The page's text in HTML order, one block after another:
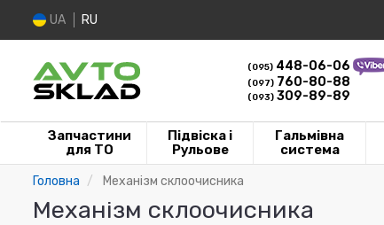
UA RU
(095) 448-06-06
(097) 760-80-88
(093) 309-89-89
Запчастини
для ТО
Підвіска і
Рульове
Гальмівна
система
Головна Механізм склоочисника
Механізм склоочисника